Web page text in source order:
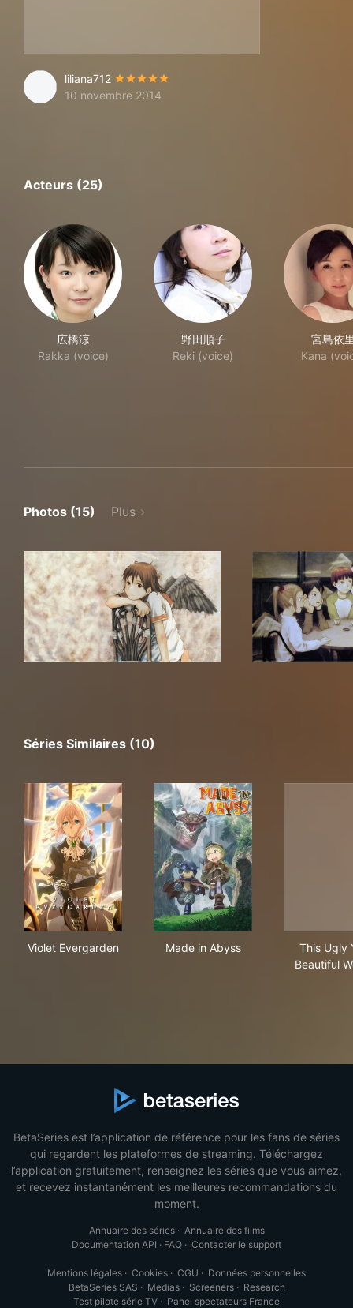
liliana712
10 novembre 2014
Acteurs (25)
広橋涼
Rakka (voice)
野田順子
Reki (voice)
宮島依
Kana
Photos (15) Plus
Séries Similaires (10)
Violet Evergarden Made in Abyss
This Ugly
Beautiful
BetaSeries est l’application de référence pour les fans de séries
qui regardent les plateformes de streaming. Téléchargez
l’application gratuitement, renseignez les séries que vous aimez,
et recevez instantanément les meilleures recommandations du
moment.
Annuaire des séries· Annuaire des films
Documentation API · FAQ · Contacter le support
Mentions légales · Cookies · CGU · Données personnelles
BetaSeries SAS · Medias· Screeners· Research
Test pilote série TV · Panel spectateurs France